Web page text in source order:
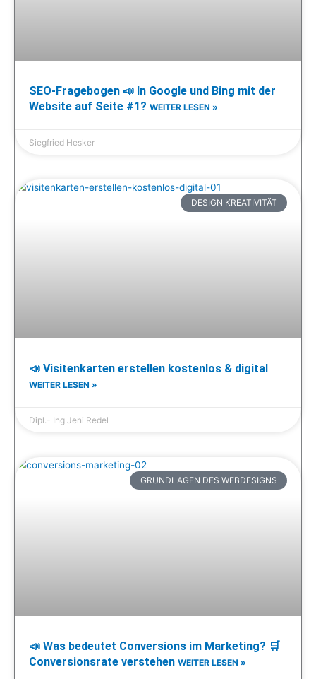
SEO-Fragebogen 📣 In Google und Bing mit der
Website auf Seite #1? WEITER LESEN »
Siegfried Hesker
DESIGN KREATIVITÄT
📣 Visitenkarten erstellen kostenlos & digital
WEITER LESEN »
Dipl.- Ing Jeni Redel
GRUNDLAGEN DES WEBDESIGNS
📣 Was bedeutet Conversions im Marketing? 🛒
Conversionsrate verstehen WEITER LESEN »